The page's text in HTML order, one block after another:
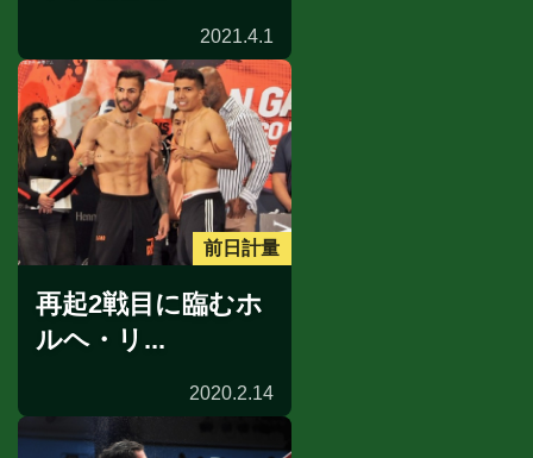
2021.4.1
前日計量
再起2戦目に臨むホ
ルヘ・リ...
2020.2.14